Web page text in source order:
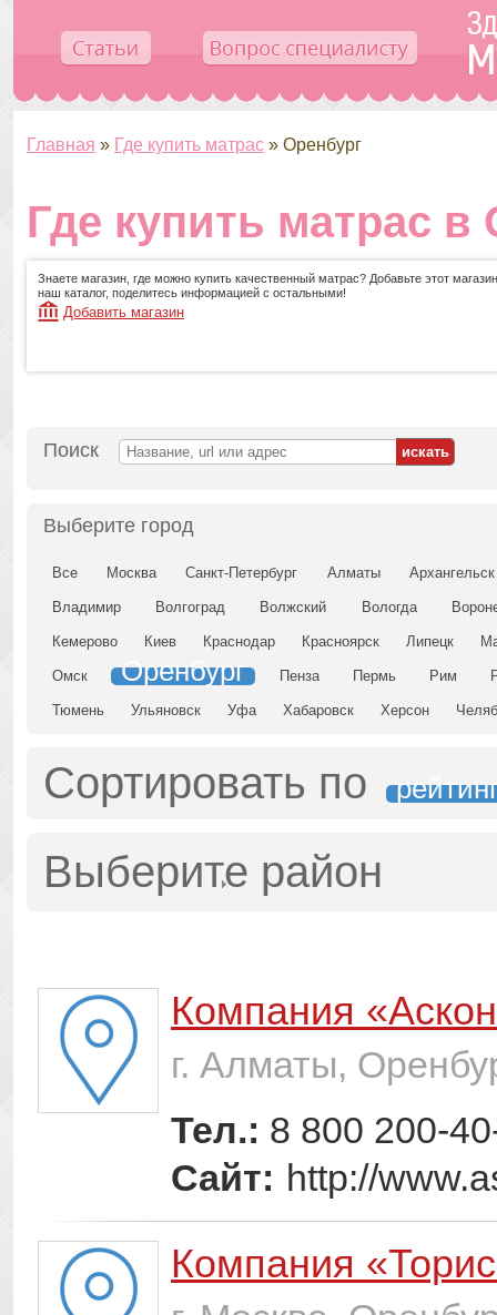
Главная » Где купить матрас » Оренбург
Где купить матрас в
Знаете магазин, где можно купить качественный матрас? Добавьте этот
наш каталог, поделитесь информацией с остальными!
Добавить магазин
Поиск
Выберите город
Все Москва Санкт-Петербург Алматы Архангельск
Владимир Волгоград Волжский Вологда
Кемерово Киев Краснодар Красноярск Липецк
Омск Оренбург Пенза Пермь Рим
Тюмень Ульяновск Уфа Хабаровск Херсон
Сортировать по
Выберите район
Компания
г. Алматы,
Тел.: 8 800 200-
Сайт: http://
Компания